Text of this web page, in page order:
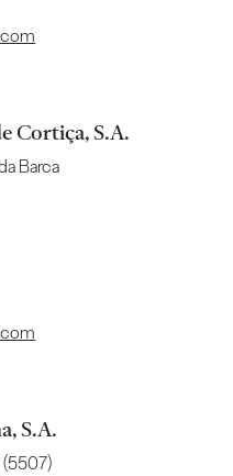
Cortiça, S.A.
Barca
S.A.
(5507)